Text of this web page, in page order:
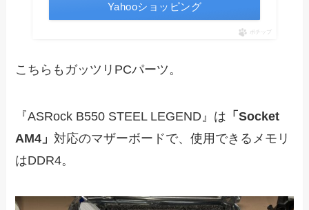
Yahooショッピング
ポチップ
こちらもガッツリPCパーツ。
『ASRock B550 STEEL LEGEND』は 「Socket
AM4」 対応のマザーボードで、使用できるメモリ
はDDR4。